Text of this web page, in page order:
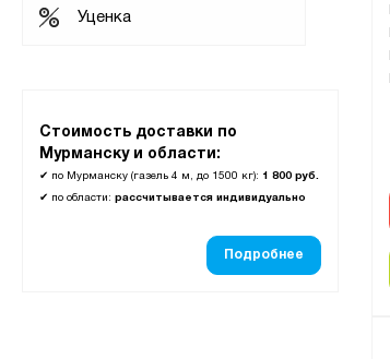
Уценка
Стоимость доставки по
Мурманску и области:
✔ по Мурманску (газель 4 м, до 1500 кг): 1 800 руб.
✔ по области: рассчитывается индивидуально
Подробнее